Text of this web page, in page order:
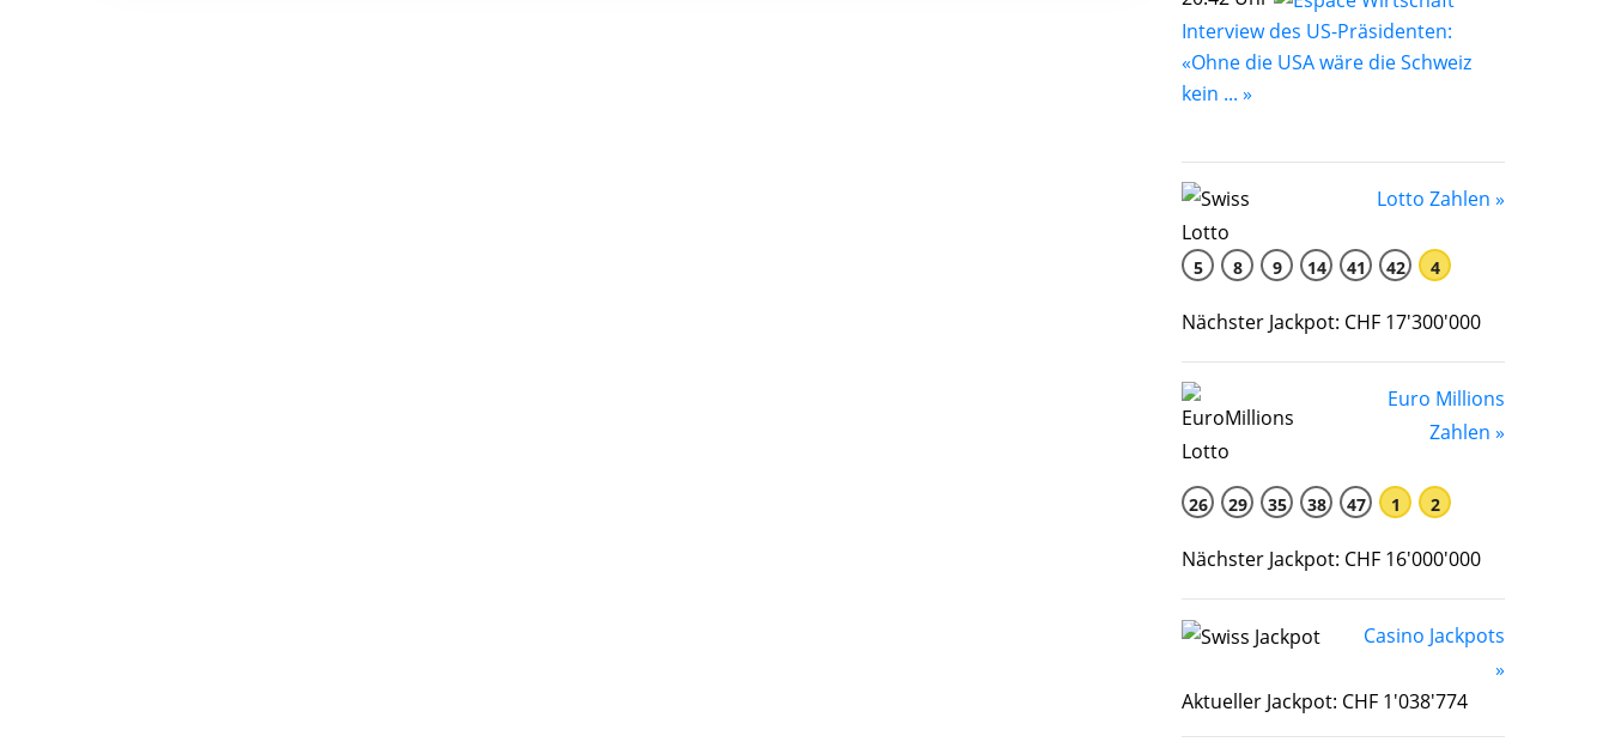
Interview des US-Präsidenten:
«Ohne die USA wäre die Schweiz
kein ... »
Lotto Zahlen »
5 8 9 14 41 42 4
Nächster Jackpot: CHF 17'300'000
Euro Millions
Zahlen »
26 29 35 38 47 1 2
Nächster Jackpot: CHF 16'000'000
Casino Jackpots
»
Aktueller Jackpot: CHF 1'038'774